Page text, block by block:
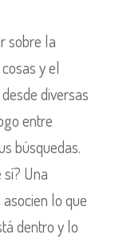
sobre la
y el
diversas
entre
búsquedas.
Una
lo que
dentro y lo